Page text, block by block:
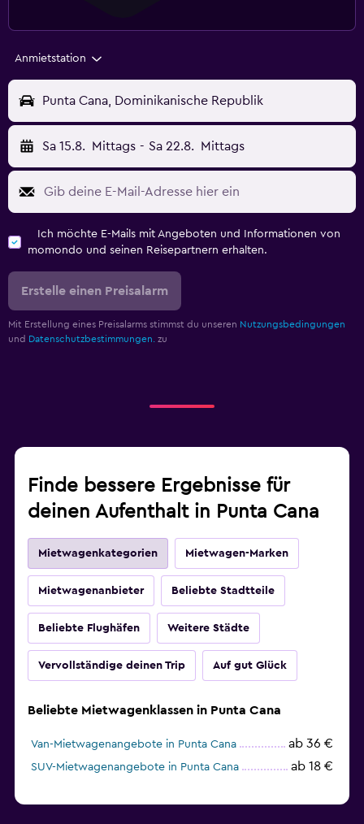
Anmietstation
Punta Cana, Dominikanische Republik
Sa 15.8. Mittags - Sa 22.8. Mittags
Ich möchte E-Mails mit Angeboten und Informationen von
momondo und seinen Reisepartnern erhalten.
Erstelle einen Preisalarm
Mit Erstellung eines Preisalarms stimmst du unseren Nutzungsbedingungen
und Datenschutzbestimmungen. zu
Finde bessere Ergebnisse für
deinen Aufenthalt in Punta Cana
Mietwagenkategorien Mietwagen-Marken
Mietwagenanbieter Beliebte Stadtteile
Beliebte Flughäfen Weitere Städte
Vervollständige deinen Trip Auf gut Glück
Beliebte Mietwagenklassen in Punta Cana
Van-Mietwagenangebote in Punta Cana ab 36 €
SUV-Mietwagenangebote in Punta Cana ab 18 €